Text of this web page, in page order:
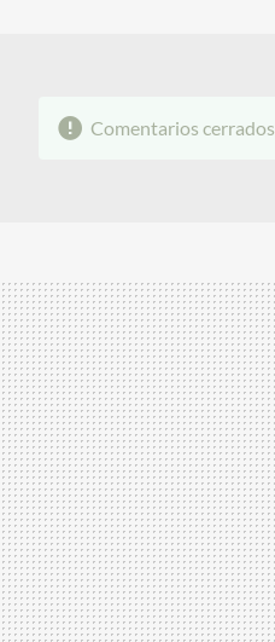
Comentarios cerrados